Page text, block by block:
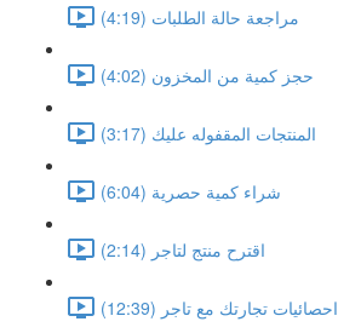
مراجعة حالة الطلبات (4:19)
حجز كمية من المخزون (4:02)
المنتجات المقفوله عليك (3:17)
شراء كمية حصرية (6:04)
اقترح منتج لتاجر (2:14)
احصائيات تجارتك مع تاجر (12:39)